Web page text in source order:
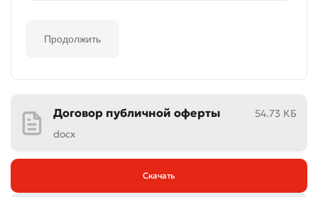
Продолжить
Договор публичной оферты
54.73 КБ
docx
Скачать